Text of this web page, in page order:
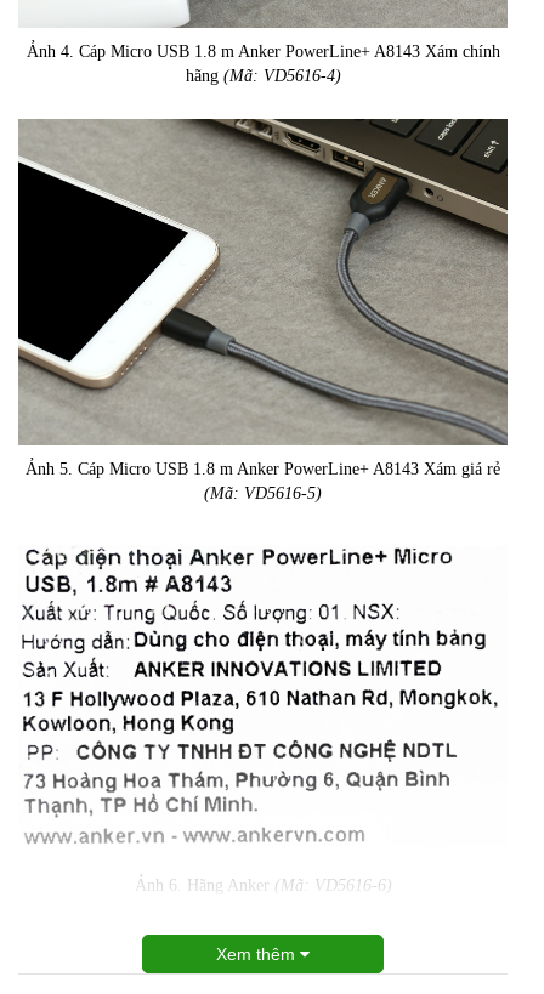
Ảnh 4. Cáp Micro USB 1.8 m Anker PowerLine+ A8143 Xám chính
hãng (Mã: VD5616-4)
Ảnh 5. Cáp Micro USB 1.8 m Anker PowerLine+ A8143 Xám giá rẻ
(Mã: VD5616-5)
Ảnh 6. Hãng Anker (Mã: VD5616-6)
Xem thêm